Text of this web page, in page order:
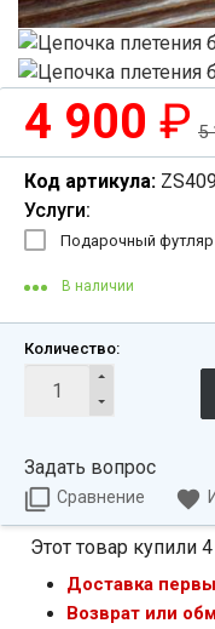
4 900 ₽ 5
Код артикула:
Услуги:
Подарочный футляр
В наличии
Количество:
Задать вопрос
Сравнение
Этот товар купили
Доставка
Возврат или